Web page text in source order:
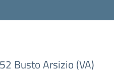
Busto Arsizio (VA)